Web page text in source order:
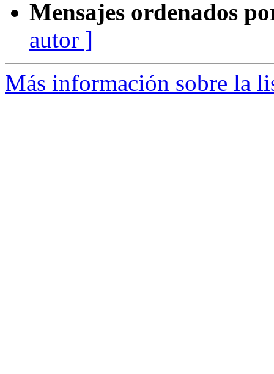
Mensajes ordenados
autor ]
Más información sobre la